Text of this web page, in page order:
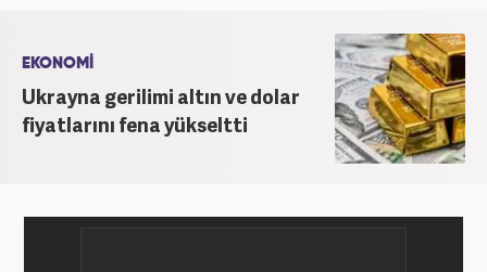
EKONOMİ
Ukrayna gerilimi altın ve dolar
fiyatlarını fena yükseltti